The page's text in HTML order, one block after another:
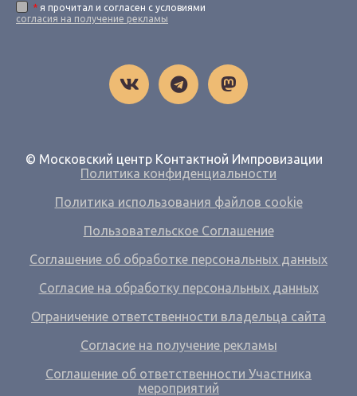
* я прочитал и согласен с условиями
согласия на получение рекламы
© Московский центр Контактной Импровизации
Политика конфиденциальности
Политика использования файлов cookie
Пользовательское Соглашение
Соглашение об обработке персональных данных
Согласие на обработку персональных данных
Ограничение ответственности владельца сайта
Согласие на получение рекламы
Соглашение об ответственности Участника
мероприятий